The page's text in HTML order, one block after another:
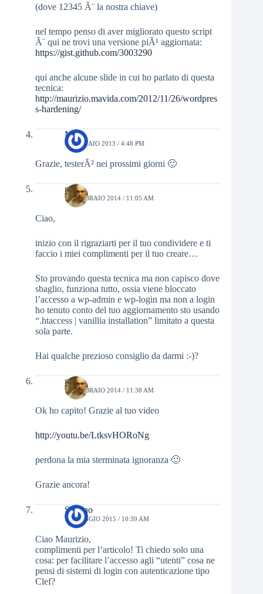
(dove 12345 Ã¨ la nostra chiave)
nel tempo penso di aver migliorato questo script
Ã¨ qui ne trovi una versione piÃ¹ aggiornata:
https://gist.github.com/3003290
qui anche alcune slide in cui ho parlato di questa
tecnica:
http://maurizio.mavida.com/2012/11/26/wordpres
s-hardening/
Mar
6 GENNAIO 2013 / 4:48 PM
Grazie, testerÃ² nei prossimi giorni 🙂
mino
11 FEBBRAIO 2014 / 11:05 AM
Ciao,
inizio con il rigraziarti per il tuo condividere e ti
faccio i miei complimenti per il tuo creare…
Sto provando questa tecnica ma non capisco dove
sbaglio, funziona tutto, ossia viene bloccato
l’accesso a wp-admin e wp-login ma non a login
ho tenuto conto del tuo aggiornamento sto usando
“.htaccess | vanillia installation” limitato a questa
sola parte.
Hai qualche prezioso consiglio da darmi :-)?
mino
11 FEBBRAIO 2014 / 11:38 AM
Ok ho capito! Grazie al tuo video
http://youtu.be/LtksvHORoNg
perdona la mia sterminata ignoranza 🙂
Grazie ancora!
Stefano
16 MAGGIO 2015 / 10:39 AM
Ciao Maurizio,
complimenti per l’articolo! Ti chiedo solo una
cosa: per facilitare l’accesso agli “utenti” cosa ne
pensi di sistemi di login con autenticazione tipo
Clef?